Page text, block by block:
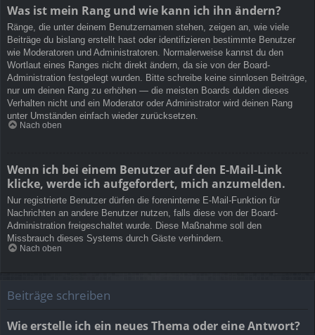
Was ist mein Rang und wie kann ich ihn ändern?
Ränge, die unter deinem Benutzernamen stehen, zeigen an, wie viele
Beiträge du bislang erstellt hast oder identifizieren bestimmte Benutzer
wie Moderatoren und Administratoren. Normalerweise kannst du den
Wortlaut eines Ranges nicht direkt ändern, da sie von der Board-
Administration festgelegt wurden. Bitte schreibe keine sinnlosen Beiträge,
nur um deinen Rang zu erhöhen — die meisten Boards dulden dieses
Verhalten nicht und ein Moderator oder Administrator wird deinen Rang
unter Umständen einfach wieder zurücksetzen.
Nach oben
Wenn ich bei einem Benutzer auf den E-Mail-Link
klicke, werde ich aufgefordert, mich anzumelden.
Nur registrierte Benutzer dürfen die foreninterne E-Mail-Funktion für
Nachrichten an andere Benutzer nutzen, falls diese von der Board-
Administration freigeschaltet wurde. Diese Maßnahme soll den
Missbrauch dieses Systems durch Gäste verhindern.
Nach oben
Beiträge schreiben
Wie erstelle ich ein neues Thema oder eine Antwort?